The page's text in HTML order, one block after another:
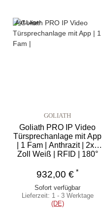
Auf Lager
GOLIATH
Goliath PRO IP Video
Türsprechanlage mit App
| 1 Fam | Anthrazit | 2x7
Zoll Weiß | RFID | 180°
932,00 € *
Sofort verfügbar
Lieferzeit: 1 - 3 Werktage
(DE)